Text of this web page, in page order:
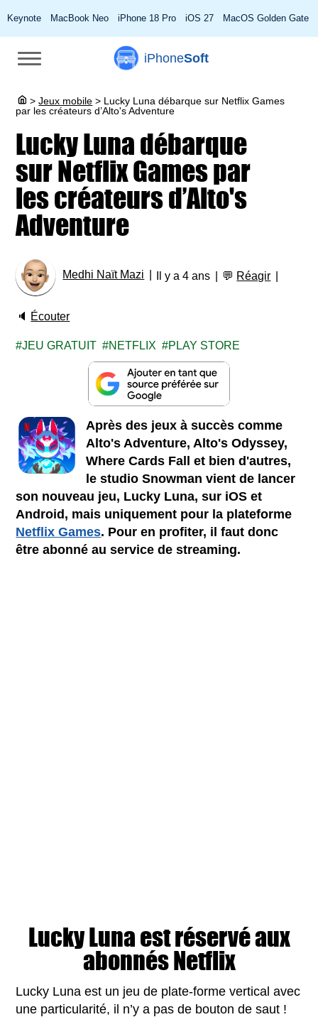
Keynote MacBook Neo iPhone 18 Pro iOS 27 MacOS Golden Gate
iPhoneSoft
> Jeux mobile > Lucky Luna débarque sur Netflix Games
par les créateurs d’Alto's Adventure
Lucky Luna débarque
sur Netflix Games par
les créateurs d’Alto's
Adventure
Medhi Naït Mazi Il y a 4 ans 💬 Réagir
🔈 Écouter
JEU GRATUIT NETFLIX PLAY STORE
Après des jeux à succès comme
Alto's Adventure, Alto's Odyssey,
Where Cards Fall et bien d'autres,
le studio Snowman vient de lancer
son nouveau jeu, Lucky Luna, sur iOS et
Android, mais uniquement pour la plateforme
Netflix Games. Pour en profiter, il faut donc
être abonné au service de streaming.
Lucky Luna est réservé aux
abonnés Netflix
Lucky Luna est un jeu de plate-forme vertical avec
une particularité, il n’y a pas de bouton de saut !